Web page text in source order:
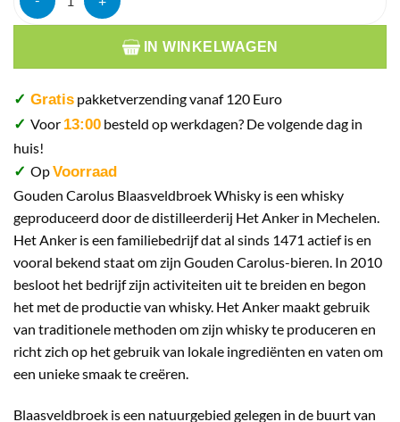
IN WINKELWAGEN
✓ Gratis pakketverzending vanaf 120 Euro
✓ Voor 13:00 besteld op werkdagen? De volgende dag in
huis!
✓ OpVoorraad
Gouden Carolus Blaasveldbroek Whisky is een whisky
geproduceerd door de distilleerderij Het Anker in Mechelen.
Het Anker is een familiebedrijf dat al sinds 1471 actief is en
vooral bekend staat om zijn Gouden Carolus-bieren. In 2010
besloot het bedrijf zijn activiteiten uit te breiden en begon
het met de productie van whisky. Het Anker maakt gebruik
van traditionele methoden om zijn whisky te produceren en
richt zich op het gebruik van lokale ingrediënten en vaten om
een unieke smaak te creëren.
Blaasveldbroek is een natuurgebied gelegen in de buurt van